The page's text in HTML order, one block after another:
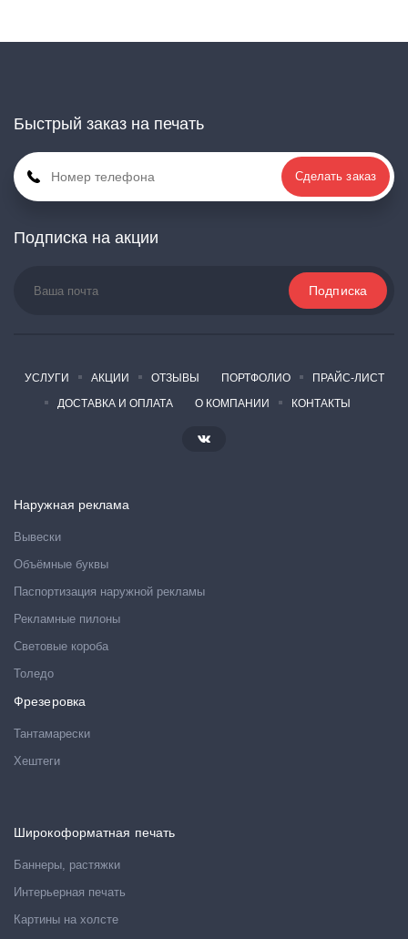
Быстрый заказ на печать
Сделать заказ
Подписка на акции
УСЛУГИ АКЦИИ ОТЗЫВЫ ПОРТФОЛИО
ПРАЙС-ЛИСТ
ДОСТАВКА И ОПЛАТА
О КОМПАНИИ КОНТАКТЫ
Наружная реклама
Вывески
Объёмные буквы
Паспортизация наружной рекламы
Рекламные пилоны
Световые короба
Толедо
Фрезеровка
Тантамарески
Хештеги
Широкоформатная печать
Баннеры, растяжки
Интерьерная печать
Картины на холсте